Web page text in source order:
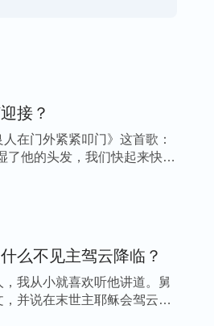
不允许人信神、跟随神，
各种手段残酷迫害基督
神，但我看到这些跟随全
、祷告神，靠着全能神的
们信的不是真神，谁愿意
作工才能让人有这么大的
工作没有受到拦阻，不光
受了全能神的作工。这让
接？
在门外紧紧叩门》这首歌：
了他的头发，我们快起来快起
么不见主驾云降临？
我从小就喜欢听他讲道。舅
并说在末世主耶稣会驾云回